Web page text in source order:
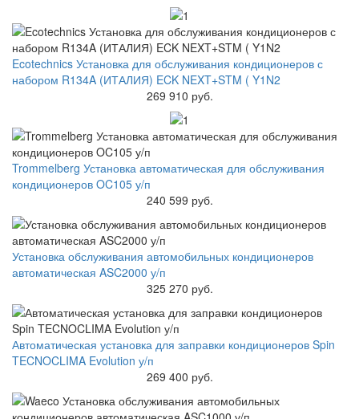
Ecotechnics Установка для обслуживания кондиционеров с
набором R134A (ИТАЛИЯ) ECK NEXT+STM ( Y1N2
269 910 руб.
Trommelberg Установка автоматическая для обслуживания
кондиционеров OC105 у/п
240 599 руб.
Установка обслуживания автомобильных кондиционеров
автоматическая ASC2000 у/п
325 270 руб.
Автоматическая установка для заправки кондиционеров Spin
TECNOCLIMA Evolution у/п
269 400 руб.